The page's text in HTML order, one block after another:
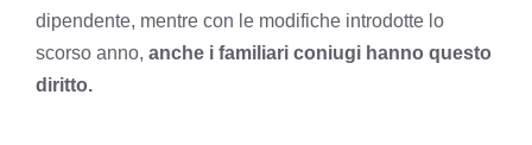
dipendente, mentre con le modifiche introdotte lo
scorso anno, anche i familiari coniugi hanno questo
diritto.